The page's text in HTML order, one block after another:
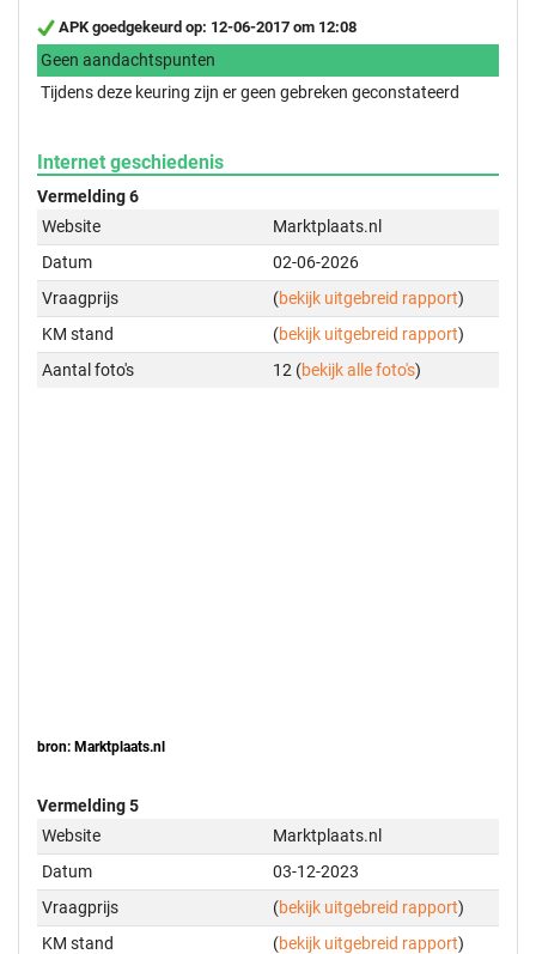
APK goedgekeurd op: 12-06-2017 om 12:08
Geen aandachtspunten
Tijdens deze keuring zijn er geen gebreken geconstateerd
Internet geschiedenis
Vermelding 6
Website
Marktplaats.nl
Datum
02-06-2026
Vraagprijs
(bekijk uitgebreid rapport)
KM stand
(bekijk uitgebreid rapport)
Aantal foto's
12 (bekijk alle foto's)
bron: Marktplaats.nl
Vermelding 5
Website
Marktplaats.nl
Datum
03-12-2023
Vraagprijs
(bekijk uitgebreid rapport)
KM stand
(bekijk uitgebreid rapport)